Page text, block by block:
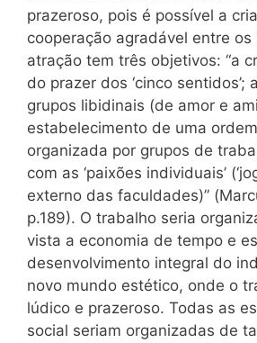
prazeroso, pois é possível a
cooperação agradável entre os
atração tem três objetivos: “a
do prazer dos ‘cinco sentidos’;
grupos libidinais (de amor e
estabelecimento de uma
organizada por grupos de
com as ‘paixões individuais’
externo das faculdades)”
p.189). O trabalho seria
vista a economia de tempo e
desenvolvimento integral do
novo mundo estético, onde o
lúdico e prazeroso. Todas as
social seriam organizadas de